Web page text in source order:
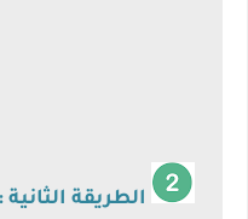
الطريقة